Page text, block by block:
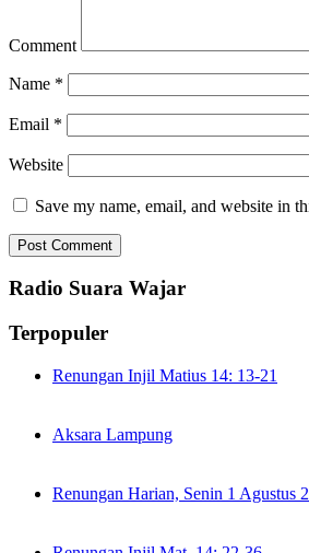
Comment
Name *
Email *
Website
Save my name, email, and website in
Radio Suara Wajar
Terpopuler
Renungan Injil Matius 14: 13-21
Aksara Lampung
Renungan Harian, Senin 1 Agustus